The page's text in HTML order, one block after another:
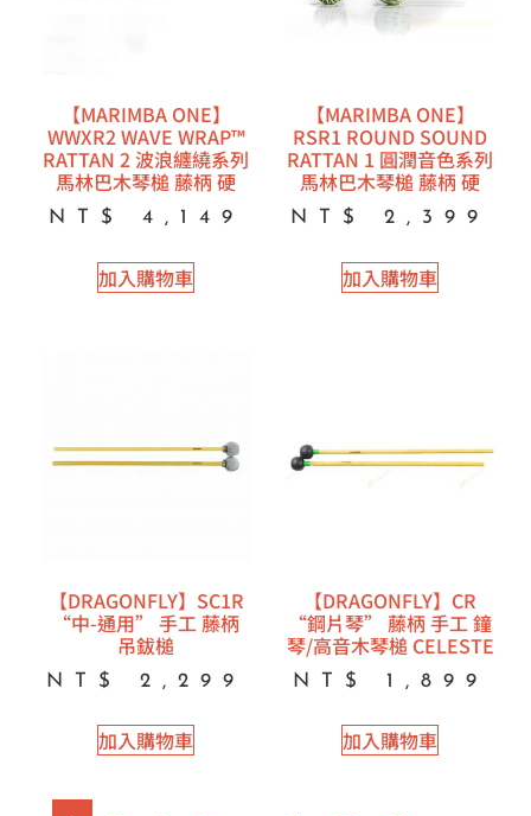
【MARIMBA ONE】
WWXR2 WAVE WRAP™
RATTAN 2 波浪纏繞系列
馬林巴木琴槌 藤柄 硬
NT$ 4,149
加入購物車
【MARIMBA ONE】
RSR1 ROUND SOUND
RATTAN 1 圓潤音色系列
馬林巴木琴槌 藤柄 硬
NT$ 2,399
加入購物車
【DRAGONFLY】SC1R
“中-通用” 手工 藤柄
吊鈸槌
NT$ 2,299
加入購物車
【DRAGONFLY】CR
“鋼片琴” 藤柄 手工 鐘
琴/高音木琴槌 CELESTE
NT$ 1,899
加入購物車